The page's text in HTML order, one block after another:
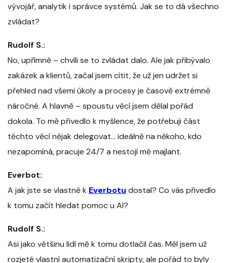
vývojář, analytik i správce systémů. Jak se to dá všechno
zvládat?
Rudolf S.:
No, upřímně – chvíli se to zvládat dalo. Ale jak přibývalo
zakázek a klientů, začal jsem cítit, že už jen udržet si
přehled nad všemi úkoly a procesy je časově extrémně
náročné. A hlavně – spoustu věcí jsem dělal pořád
dokola. To mě přivedlo k myšlence, že potřebuji část
těchto věcí nějak delegovat… ideálně na někoho, kdo
nezapomíná, pracuje 24/7 a nestojí mě majlant.
Everbot:
A jak jste se vlastně k Everbotu dostal? Co vás přivedlo
k tomu začít hledat pomoc u AI?
Rudolf S.:
Asi jako většinu lidí mě k tomu dotlačil čas. Měl jsem už
rozjeté vlastní automatizační skripty, ale pořád to byly